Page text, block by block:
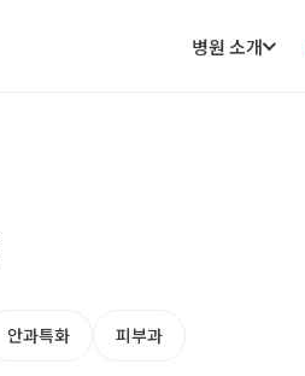
병원 소개
안과특화 피부과